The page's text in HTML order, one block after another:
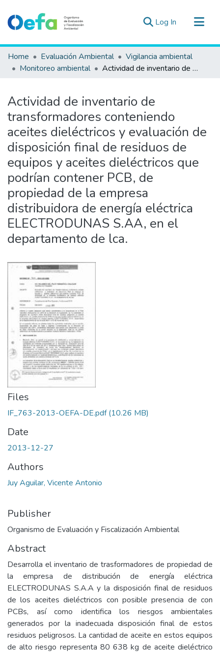
Log In (current)
Communities & Collections
All of DSpace
Estad. Externas
Guias ▾
Home Evaluación Ambiental
Vigilancia ambiental
Monitoreo ambiental
Actividad de inventario de transformadores conteniendo aceites dieléctricos y evaluación de disposición final de residuos de equipos y aceites dieléctricos que podrían contener PCB, de propiedad de la empresa distribuidora de energía eléctrica ELECTRODUNAS S.AA, en el departamento de lca.
Actividad de inventario de
transformadores conteniendo
aceites dieléctricos y evaluación de
disposición final de residuos de
equipos y aceites dieléctricos que
podrían contener PCB, de
propiedad de la empresa
distribuidora de energía eléctrica
ELECTRODUNAS S.AA, en el
departamento de lca.
Files
IF_763-2013-OEFA-DE.pdf(10.26 MB)
Date
2013-12-27
Authors
Juy Aguilar, Vicente Antonio
Publisher
Organismo de Evaluación y Fiscalización Ambiental
Abstract
Desarrolla el inventario de trasformadores de propiedad de
la empresa de distribución de energía eléctrica
ELECTRODUNAS S.A.A y la disposición final de residuos
de los aceites dieléctricos con posible presencia de con
PCBs, así como identifica los riesgos ambientales
generados por la inadecuada disposición final de estos
residuos peligrosos. La cantidad de aceite en estos equipos
de alto riesgo representa 80 638 kg de aceite dieléctrico